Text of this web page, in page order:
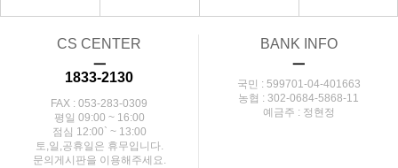
CS CENTER
ㅡ
1833-2130
FAX : 053-283-0309
평일 09:00 ~ 16:00
점심 12:00` ~ 13:00
토,일,공휴일은 휴무입니다.
문의게시판을 이용해주세요.
BANK INFO
ㅡ
국민 : 599701-04-401663
농협 : 302-0684-5868-11
예금주 : 정현정